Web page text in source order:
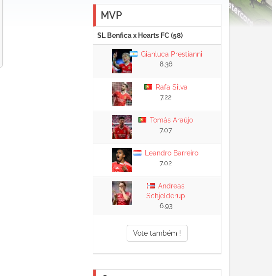
MVP
SL Benfica x Hearts FC (58)
Gianluca Prestianni
8.36
Rafa Silva
7.22
Tomás Araújo
7.07
Leandro Barreiro
7.02
Andreas
Schjelderup
6.93
Vote também !